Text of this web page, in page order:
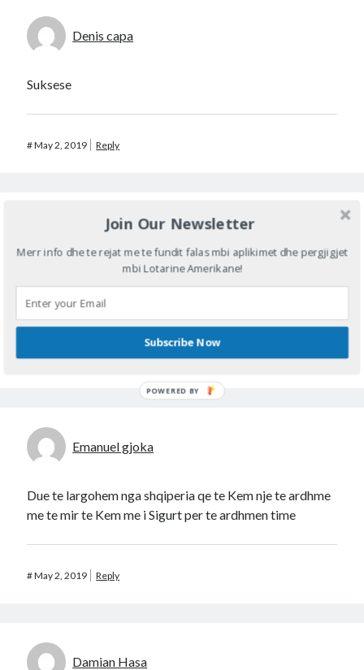
Denis capa
Suksese
#May 2, 2019 Reply
Emanuel gjoka
me te mir
#May 2, 2019 Reply
Emanuel gjoka
Due te largohem nga shqiperia qe te Kem nje te ardhme
me te mir te Kem me i Sigurt per te ardhmen time
#May 2, 2019 Reply
Damian Hasa
Join Our Newsletter
Merr info dhe te rejat me te fundit falas mbi aplikimet dhe pergjigjet
mbi Lotarine Amerikane!
Subscribe Now
POWERED BY